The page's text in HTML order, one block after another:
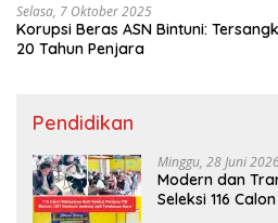
Selasa, 7 Oktober 2025
Korupsi Beras ASN Bintuni:
20 Tahun Penjara
Pendidikan
Minggu, 28 Juni
Modern dan
Seleksi 116